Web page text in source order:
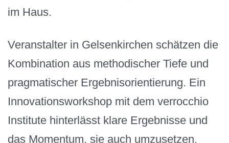
im Haus.
Veranstalter in Gelsenkirchen schätzen die
Kombination aus methodischer Tiefe und
pragmatischer Ergebnisorientierung. Ein
Innovationsworkshop mit dem verrocchio
Institute hinterlässt klare Ergebnisse und
das Momentum, sie auch umzusetzen.